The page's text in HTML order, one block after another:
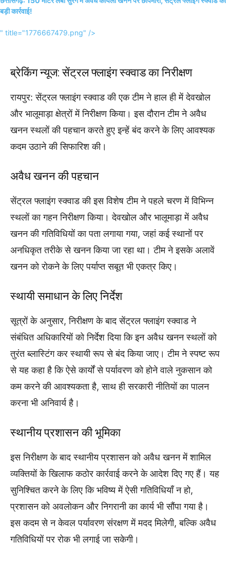
बड़ी कार्रवाई!
" title="1776667479.png" />
ब्रेकिंग न्यूज: सेंट्रल फ्लाइंग स्क्वाड का निरीक्षण
रायपुर: सेंट्रल फ्लाइंग स्क्वाड की एक टीम ने हाल ही में देवखोल
और भालूमाड़ा क्षेत्रों में निरीक्षण किया। इस दौरान टीम ने अवैध
खनन स्थलों की पहचान करते हुए इन्हें बंद करने के लिए आवश्यक
कदम उठाने की सिफारिश की।
अवैध खनन की पहचान
सेंट्रल फ्लाइंग स्क्वाड की इस विशेष टीम ने पहले चरण में विभिन्न
स्थलों का गहन निरीक्षण किया। देवखोल और भालूमाड़ा में अवैध
खनन की गतिविधियों का पता लगाया गया, जहां कई स्थानों पर
अनधिकृत तरीके से खनन किया जा रहा था। टीम ने इसके अलावें
खनन को रोकने के लिए पर्याप्त सबूत भी एकत्र किए।
स्थायी समाधान के लिए निर्देश
सूत्रों के अनुसार, निरीक्षण के बाद सेंट्रल फ्लाइंग स्क्वाड ने
संबंधित अधिकारियों को निर्देश दिया कि इन अवैध खनन स्थलों को
तुरंत ब्लास्टिंग कर स्थायी रूप से बंद किया जाए। टीम ने स्पष्ट रूप
से यह कहा है कि ऐसे कार्यों से पर्यावरण को होने वाले नुकसान को
कम करने की आवश्यकता है, साथ ही सरकारी नीतियों का पालन
करना भी अनिवार्य है।
स्थानीय प्रशासन की भूमिका
इस निरीक्षण के बाद स्थानीय प्रशासन को अवैध खनन में शामिल
व्यक्तियों के खिलाफ कठोर कार्रवाई करने के आदेश दिए गए हैं। यह
सुनिश्चित करने के लिए कि भविष्य में ऐसी गतिविधियाँ न हो,
प्रशासन को अवलोकन और निगरानी का कार्य भी सौंपा गया है।
इस कदम से न केवल पर्यावरण संरक्षण में मदद मिलेगी, बल्कि अवैध
गतिविधियों पर रोक भी लगाई जा सकेगी।